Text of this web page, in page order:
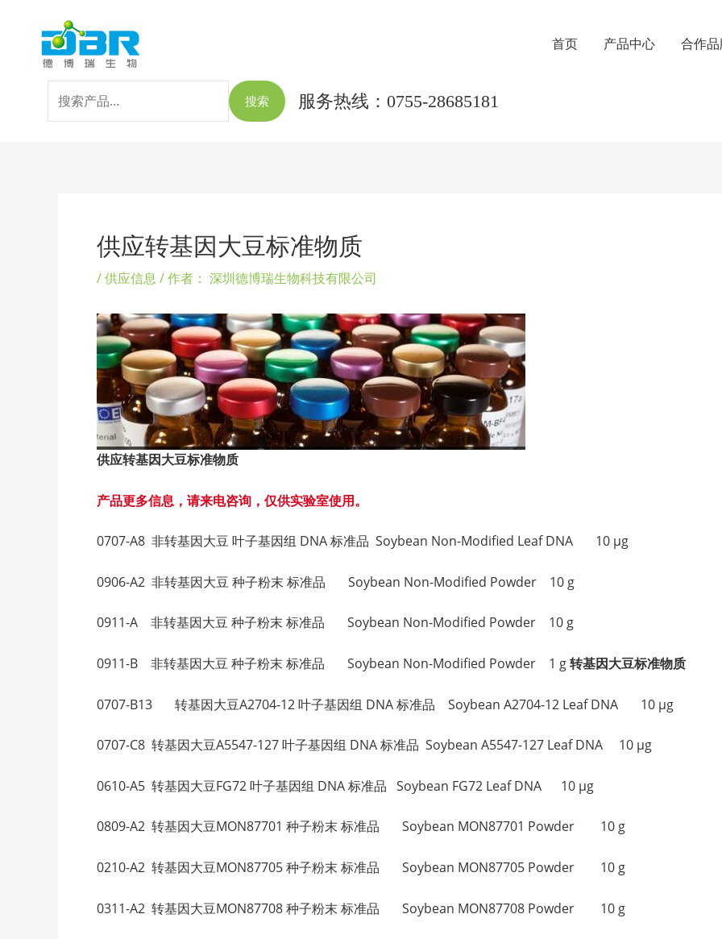
首页 产品中心 合作
索：
搜索 服务热线：0755-28685181
供应转基因大豆标准物质
/供应信息 / 作者： 深圳德博瑞生物科技有限公司
供应转基因大豆标准物质
产品更多信息，请来电咨询，仅供实验室使用。
0707-A8 非转基因大豆 叶子基因组 DNA 标准品 Soybean Non-Modified Leaf DNA 10 µg
0906-A2 非转基因大豆 种子粉末 标准品 Soybean Non-Modified Powder 10 g
0911-A 非转基因大豆 种子粉末 标准品 Soybean Non-Modified Powder 10 g
0911-B 非转基因大豆 种子粉末 标准品 Soybean Non-Modified Powder 1 g转基因大豆标准物质
0707-B13 转基因大豆A2704-12 叶子基因组 DNA 标准品 Soybean A2704-12 Leaf DNA 10 µg
0707-C8 转基因大豆A5547-127 叶子基因组 DNA 标准品 Soybean A5547-127 Leaf DNA 10 µg
0610-A5 转基因大豆FG72 叶子基因组 DNA 标准品 Soybean FG72 Leaf DNA 10 µg
0809-A2 转基因大豆MON87701 种子粉末 标准品 Soybean MON87701 Powder 10 g
0210-A2 转基因大豆MON87705 种子粉末 标准品 Soybean MON87705 Powder 10 g
0311-A2 转基因大豆MON87708 种子粉末 标准品 Soybean MON87708 Powder 10 g